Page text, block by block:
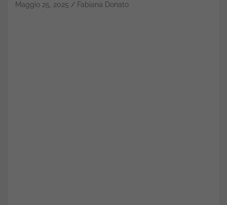
Maggio 25, 2025 Fabiana Donato